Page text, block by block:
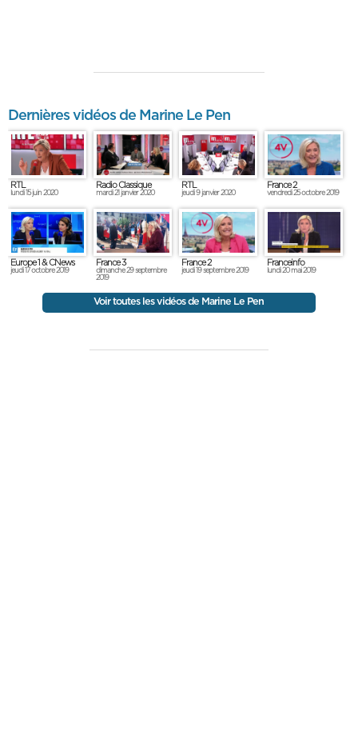
Dernières vidéos de Marine Le Pen
RTL
lundi 15 juin 2020
Radio Classique
mardi 21 janvier 2020
RTL
jeudi 9 janvier 2020
France 2
vendredi 25 octobre 2019
Europe 1 & CNews
jeudi 17 octobre 2019
France 3
dimanche 29 septembre
2019
France 2
jeudi 19 septembre 2019
Franceinfo
lundi 20 mai 2019
Voir toutes les vidéos de Marine Le Pen